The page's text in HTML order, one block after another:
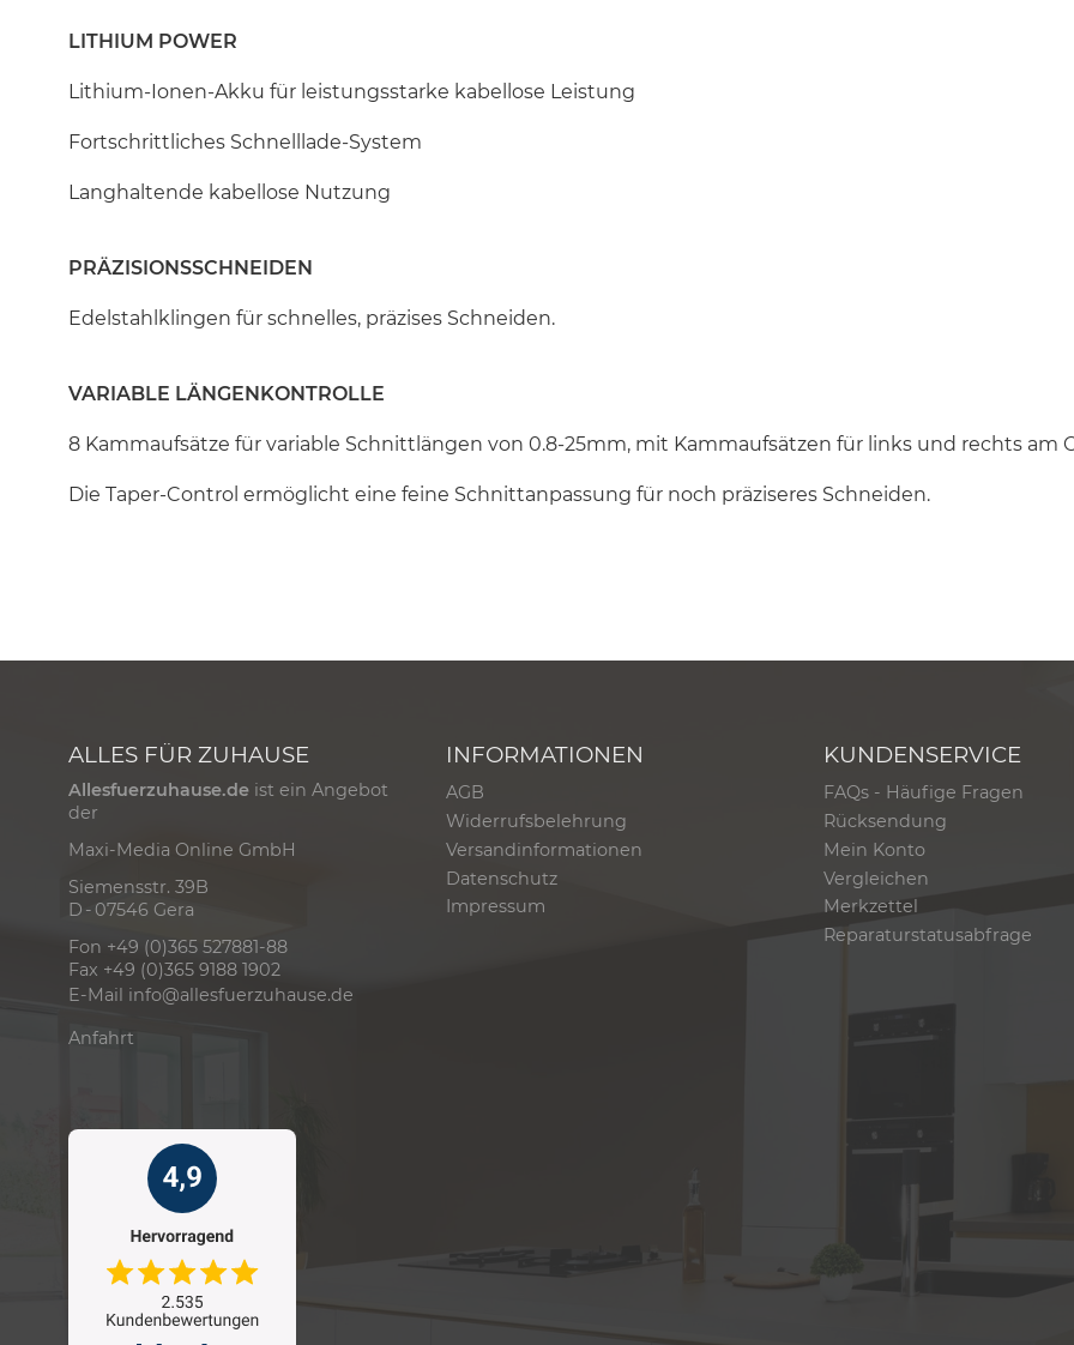
LITHIUM POWER
Lithium-Ionen-Akku für leistungsstarke kabellose Leistung
Fortschrittliches Schnelllade-System
Langhaltende kabellose Nutzung
PRÄZISIONSSCHNEIDEN
Edelstahlklingen für schnelles, präzises Schneiden.
VARIABLE LÄNGENKONTROLLE
8 Kammaufsätze für variable Schnittlängen von 0.8-25mm, mit Kammaufsätzen für links und rechts am
Die Taper-Control ermöglicht eine feine Schnittanpassung für noch präziseres Schneiden.
ALLES FÜR ZUHAUSE
Allesfuerzuhause.de ist ein Angebot
der
Maxi-Media Online GmbH
Siemensstr. 39B
D - 07546 Gera
Fon +49 (0)365 527881-88
Fax +49 (0)365 9188 1902
E-Mail info@allesfuerzuhause.de
Anfahrt
INFORMATIONEN
AGB
Widerrufsbelehrung
Versandinformationen
Datenschutz
Impressum
KUNDENSERVICE
FAQs - Häufige Fragen
Rücksendung
Mein Konto
Vergleichen
Merkzettel
Reparaturstatusabfrage